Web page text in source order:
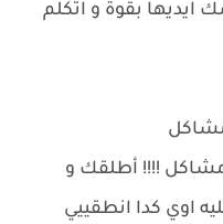
ايديها بقوة و اتكلم
!!!! أطلقك و
اوي كدا انطقييي